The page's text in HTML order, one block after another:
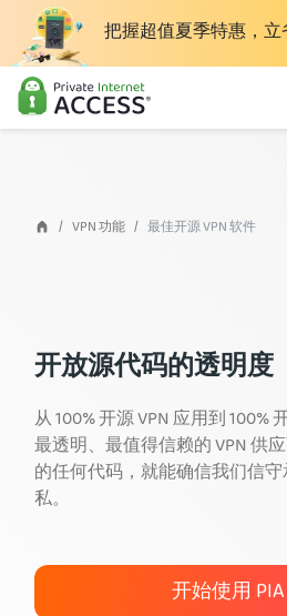
把握超值夏季特惠，立
什么是 VPN？
为什么选择 PIA
VPN的好处
博客
登录
VPN 功能 最佳开源 VPN 软件
开放源代码的透明度
从 100% 开源 VPN 应用到 100%
最透明、最值得信赖的 VPN 供
的任何代码，就能确信我们信
私。
开始使用